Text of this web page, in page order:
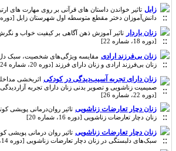
زابل
تاثیر خواندن داستان های قرآنی بر روی مهارت های
دانش‌آموزان دختر مقطع متوسطه اول شهرستان زابل [دوره 13، شماره 17]
زنان باردار تاثیر آموزش ذهن آگاهی بر کیفیت خواب و نگرش به
[دوره 18، شماره 22]
زنان بی‌فرزند ارادی مقایسه ویژگی‌های شخصیت، سبک
زنان بی‌فرزند ارادی و زنان دارای فرزند [دوره 20، شماره 24]
زنان دارای تجربه آسیب‌دیدگی در کودکی اثربخشی مداخله
صمیمیت زناشویی و تصویر بدنی زنان دارای تجربه آزاردیدگی
[دوره 22، شماره 26]
زنان دچار تعارضات زناشویی تاثیر روان‌درمانی پویشی
زنان دچار تعارضات زناشویی [دوره 16، شماره 20]
زنان دچار تعارضات زناشویی
سبک‌های دلبستگی در زنان دچار تعارضات زناشویی [دوره 14، شماره 18]